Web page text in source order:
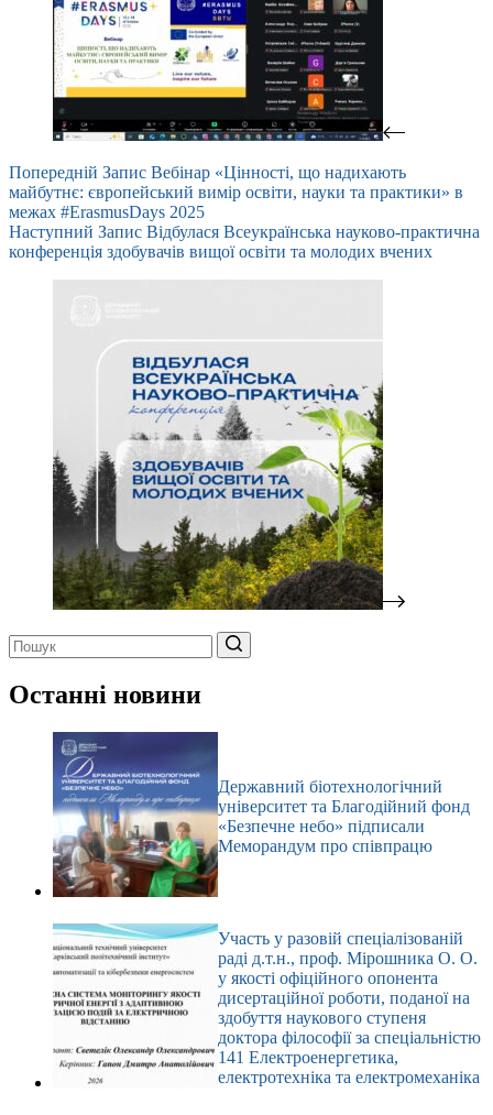
Попередній Запис Вебінар «Цінності, що надихають
майбутнє: європейський вимір освіти, науки та практики» в
межах #ErasmusDays 2025
Наступний Запис Відбулася Всеукраїнська науково-практична
конференція здобувачів вищої освіти та молодих вчених
результатів
Останні новини
Державний біотехнологічний
університет та Благодійний фонд
«Безпечне небо» підписали
Меморандум про співпрацю
Участь у разовій спеціалізованій
раді д.т.н., проф. Мірошника О. О.
у якості офіційного опонента
дисертаційної роботи, поданої на
здобуття наукового ступеня
доктора філософії за спеціальністю
141 Електроенергетика,
електротехніка та електромеханіка